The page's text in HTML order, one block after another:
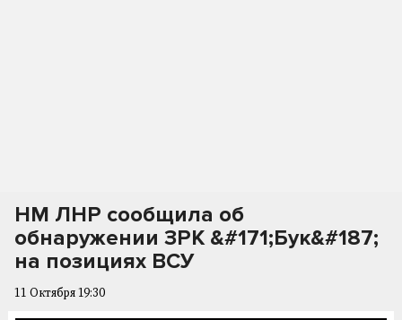
НМ ЛНР сообщила об
обнаружении ЗРК &#171;Бук&#187;
на позициях ВСУ
11 Октября 19:30